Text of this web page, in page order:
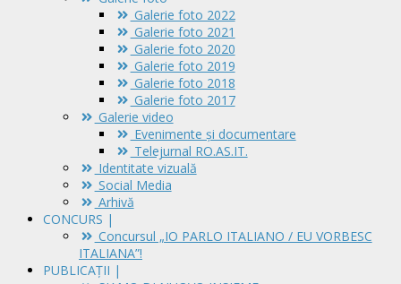
Galerie foto 2022
Galerie foto 2021
Galerie foto 2020
Galerie foto 2019
Galerie foto 2018
Galerie foto 2017
Galerie video
Evenimente și documentare
Telejurnal RO.AS.IT.
Identitate vizuală
Social Media
Arhivă
CONCURS |
Concursul „IO PARLO ITALIANO / EU VORBESC
ITALIANA”!
PUBLICAȚII |